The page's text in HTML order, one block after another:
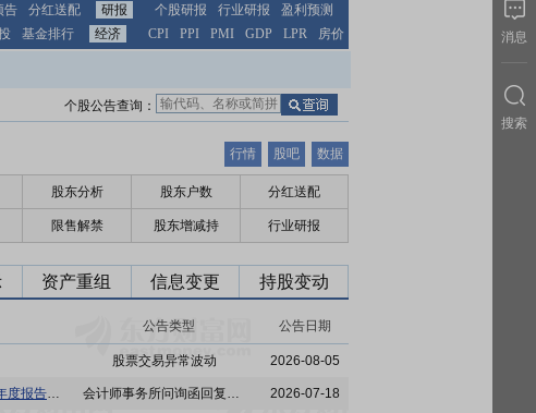
告 分红送配 研报 个股研报 行业研报
盈利预测
基金排行 经济 CPI PPI PMI GDP LPR 房价
个股公告查询：
行情 股吧 数据
股东分析 股东户数 分红送配
限售解禁 股东增减持 行业研报
资产重组 信息变更 持股变动
公告类型 公告日期
股票交易异常波动 2026-08-05
国晟科技:中审众环会计师事务所(特殊普通合伙)关于国晟世安科技股份有限公司2025年年度报告的信息披露监管问询函的回复 会计师事务所问询函回复公告 2026-07-18
消息
搜索